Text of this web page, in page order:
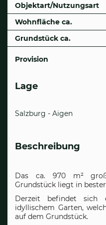
Objektart/Nutzungsart
Wohnfläche ca.
Grund­stück ca.
Provision
Lage
Salzburg - Aigen
Beschreibung
Das ca. 970 m²
Grundstück liegt in
Derzeit befindet sich
idyllischem Garten,
auf dem Grundstück.